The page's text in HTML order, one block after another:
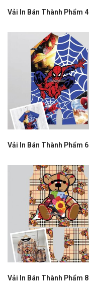
Vải In Bán Thành Phẩm 4
Vải In Bán Thành Phẩm 6
Vải In Bán Thành Phẩm 8